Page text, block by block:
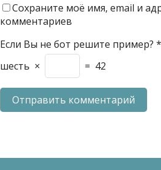
Сохраните моё имя, email и
комментариев
Если Вы не бот решите пример? *
шесть × = 42